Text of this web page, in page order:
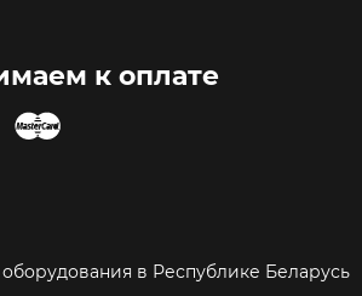
к оплате
в Республике Беларусь